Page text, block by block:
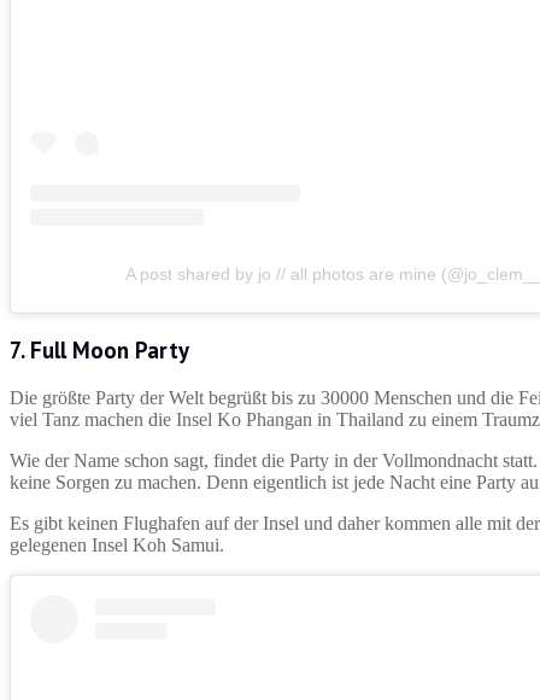
A post shared by jo // all photos are mine
7. Full Moon Party
Die größte Party der Welt begrüßt bis zu 30000 Menschen und die
viel Tanz machen die Insel Ko Phangan in Thailand zu einem
Wie der Name schon sagt, findet die Party in der Vollmondnacht
keine Sorgen zu machen. Denn eigentlich ist jede Nacht eine Party
Es gibt keinen Flughafen auf der Insel und daher kommen alle mit
gelegenen Insel Koh Samui.